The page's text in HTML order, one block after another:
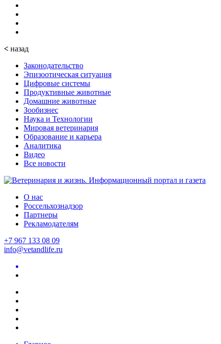
< назад
Законодательство
Эпизоотическая ситуация
Цифровые системы
Продуктивные животные
Домашние животные
Зообизнес
Наука и Технологии
Мировая ветеринария
Образование и карьера
Аналитика
Видео
Все новости
О нас
Россельхознадзор
Партнеры
Рекламодателям
+7 967 133 08 09
info@vetandlife.ru